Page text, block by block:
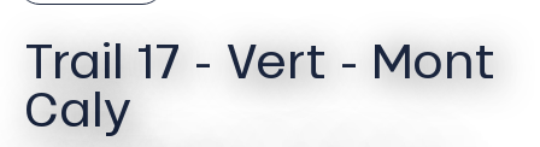
Trail 17 - Vert - Mont
Caly